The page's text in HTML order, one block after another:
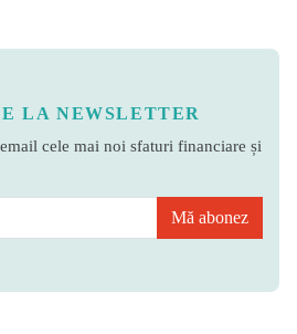
LA NEWSLETTER
cele mai noi sfaturi financiare și
Mă abonez